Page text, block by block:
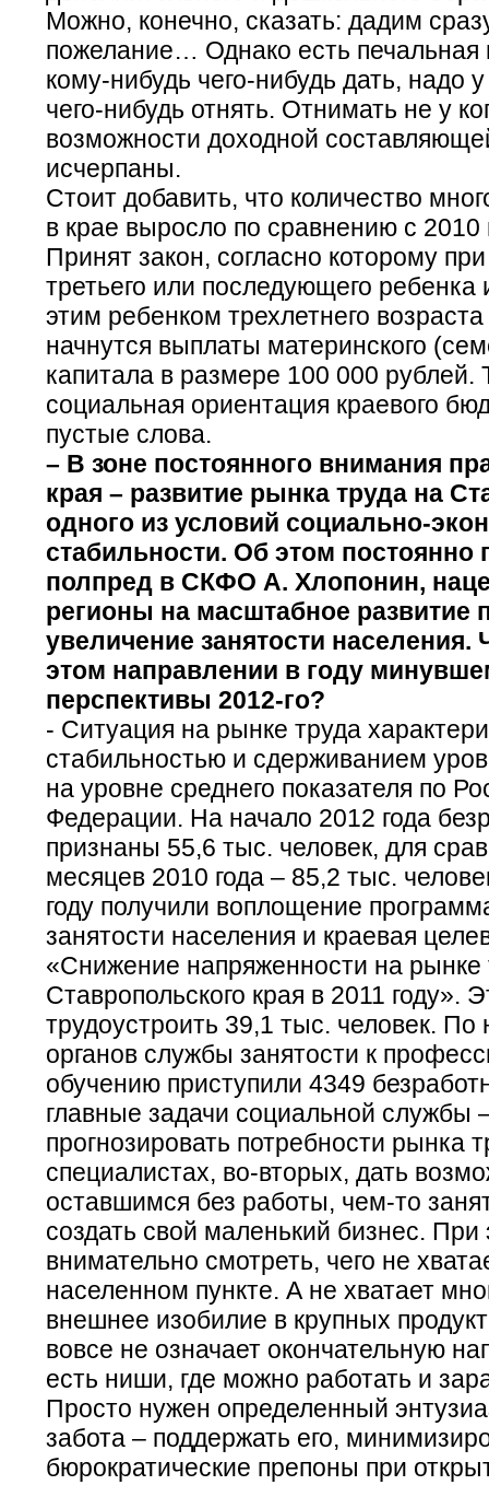
Можно, конечно, сказать: дадим
пожелание… Однако есть печальная
кому-нибудь чего-нибудь дать, надо у
чего-нибудь отнять. Отнимать не у
возможности доходной
исчерпаны.
Стоит добавить, что количество
в крае выросло по сравнению с 2010
Принят закон, согласно которому
третьего или последующего ребенка
этим ребенком трехлетнего
начнутся выплаты материнского
капитала в размере 100 000 рублей.
социальная ориентация краевого
пустые слова.
– В зоне постоянного внимания
края – развитие рынка труда на
одного из условий социально-
стабильности. Об этом постоянно
полпред в СКФО А. Хлопонин,
регионы на масштабное развитие
увеличение занятости населения.
этом направлении в году
перспективы 2012-го?
- Ситуация на рынке труда
стабильностью и сдерживанием
на уровне среднего показателя по
Федерации. На начало 2012 года
признаны 55,6 тыс. человек, для
месяцев 2010 года – 85,2 тыс.
году получили воплощение
занятости населения и краевая
«Снижение напряженности на рынке
Ставропольского края в 2011 году».
трудоустроить 39,1 тыс. человек.
органов службы занятости к
обучению приступили 4349
главные задачи социальной службы
прогнозировать потребности рынка
специалистах, во-вторых, дать
оставшимся без работы, чем-то
создать свой маленький бизнес. При
внимательно смотреть, чего не
населенном пункте. А не хватает
внешнее изобилие в крупных
вовсе не означает окончательную
есть ниши, где можно работать и
Просто нужен определенный
забота – поддержать его,
бюрократические препоны при